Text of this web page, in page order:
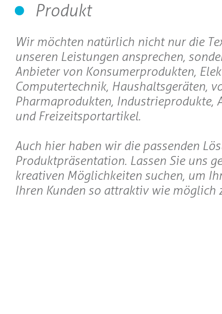
Produkt
Wir möchten natürlich nicht nur die
unseren Leistungen ansprechen,
Anbieter von Konsumerprodukten,
Computertechnik, Haushaltsgeräten,
Pharmaprodukten, Industrieprodukte,
und Freizeitsportartikel.
Auch hier haben wir die passenden
Produktpräsentation. Lassen Sie uns
kreativen Möglichkeiten suchen, um
Ihren Kunden so attraktiv wie möglich